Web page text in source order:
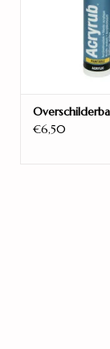
€6,50